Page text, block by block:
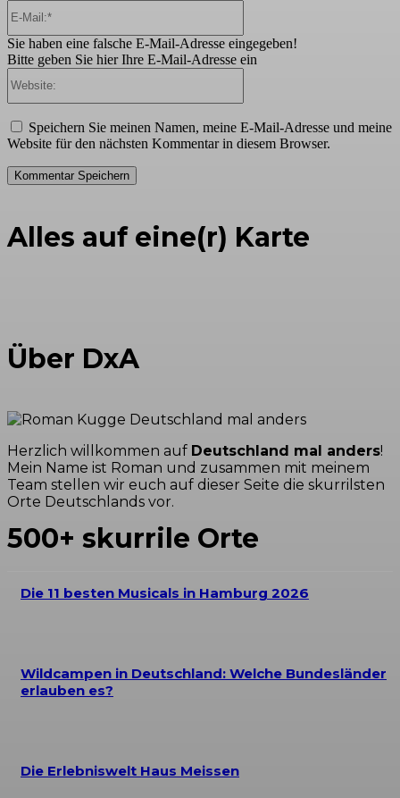
Sie haben eine falsche E-Mail-Adresse eingegeben!
Bitte geben Sie hier Ihre E-Mail-Adresse ein
Speichern Sie meinen Namen, meine E-Mail-Adresse und meine
Website für den nächsten Kommentar in diesem Browser.
Alles auf eine(r) Karte
Über DxA
Herzlich willkommen auf Deutschland mal anders!
Mein Name ist Roman und zusammen mit meinem
Team stellen wir euch auf dieser Seite die skurrilsten
Orte Deutschlands vor.
500+ skurrile Orte
Die 11 besten Musicals in Hamburg 2026
Wildcampen in Deutschland: Welche Bundesländer
erlauben es?
Die Erlebniswelt Haus Meissen